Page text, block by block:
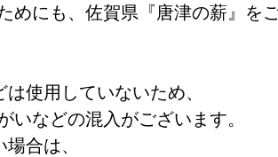
めにも、佐賀県『唐津の薪』を
使用していないため、
などの混入がございます。
合は、